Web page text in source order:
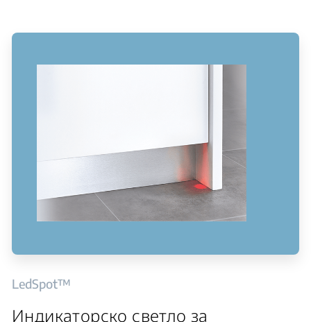
LedSpot™
Индикаторско светло за